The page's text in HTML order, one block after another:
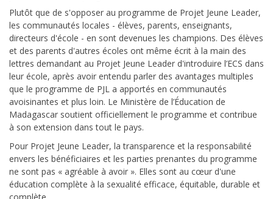
Plutôt que de s'opposer au programme de Projet Jeune Leader,
les communautés locales - élèves, parents, enseignants,
directeurs d'école - en sont devenues les champions. Des élèves
et des parents d'autres écoles ont même écrit à la main des
lettres demandant au Projet Jeune Leader d'introduire l’ECS dans
leur école, après avoir entendu parler des avantages multiples
que le programme de PJL a apportés en communautés
avoisinantes et plus loin. Le Ministère de l’Éducation de
Madagascar soutient officiellement le programme et contribue
à son extension dans tout le pays.
Pour Projet Jeune Leader, la transparence et la responsabilité
envers les bénéficiaires et les parties prenantes du programme
ne sont pas « agréable à avoir ». Elles sont au cœur d'une
éducation complète à la sexualité efficace, équitable, durable et
complète.